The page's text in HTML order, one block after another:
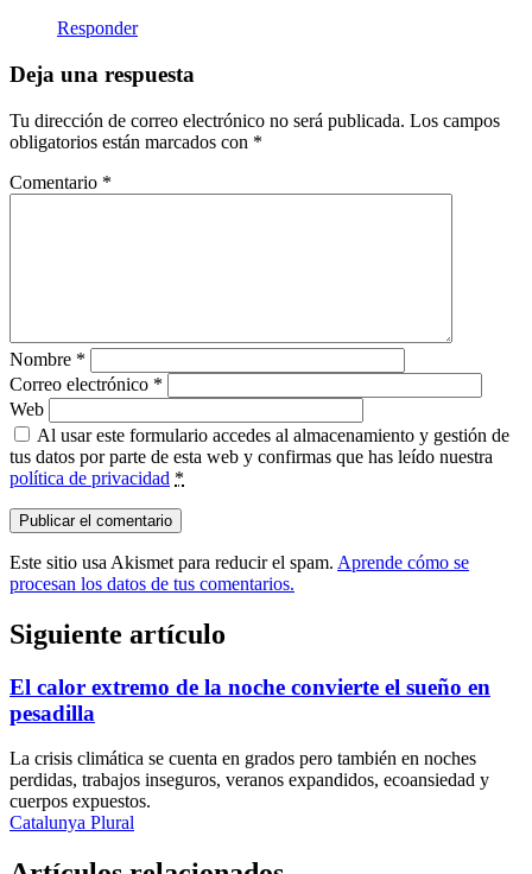
Responder
Deja una respuesta
Tu dirección de correo electrónico no será publicada. Los campos
obligatorios están marcados con *
Comentario *
Nombre *
Correo electrónico *
Web
Al usar este formulario accedes al almacenamiento y gestión de
tus datos por parte de esta web y confirmas que has leído nuestra
política de privacidad *
Este sitio usa Akismet para reducir el spam. Aprende cómo se
procesan los datos de tus comentarios.
Siguiente artículo
El calor extremo de la noche convierte el sueño en
pesadilla
La crisis climática se cuenta en grados pero también en noches
perdidas, trabajos inseguros, veranos expandidos, ecoansiedad y
cuerpos expuestos.
Catalunya Plural